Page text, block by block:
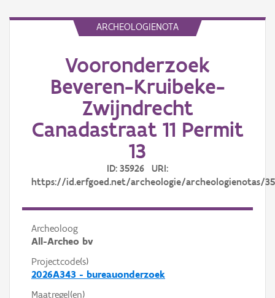
ARCHEOLOGIENOTA
Vooronderzoek
Beveren-Kruibeke-
Zwijndrecht
Canadastraat 11 Permit
13
ID: 35926 URI:
https://id.erfgoed.net/archeologie/archeologienotas/
Archeoloog
All-Archeo bv
Projectcode(s)
2026A343 - bureauonderzoek
Maatregel(en)